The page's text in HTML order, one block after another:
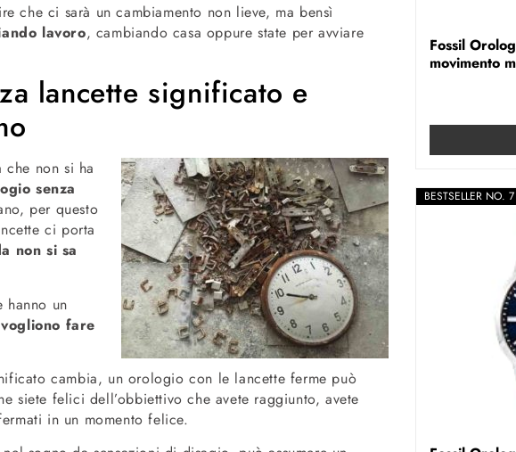
che ci sarà un cambiamento non lieve, ma bensì
lavoro, cambiando casa oppure state per avviare
lancette significato e
che non si ha
senza
per questo
ci porta
non si sa
hanno un
fare
cambia, un orologio con le lancette ferme può
siete felici dell’obbiettivo che avete raggiunto, avete
in un momento felice.
Fossil
movimento
BESTSELLER NO. 7